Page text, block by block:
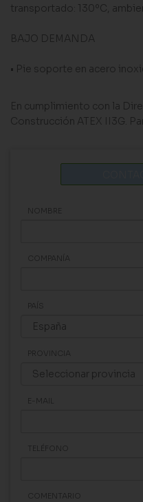
transportado: 130ºC,
BAJO DEMANDA
• Pie soporte en acero
En cumplimiento con la
Construcción ATEX II3G.
NOMBRE
COMPANÍA
PAÍS
PROVINCIA
E-MAIL
TELÉFONO
COMENTARIO